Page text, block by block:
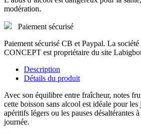
modération.
Paiement sécurisé
Paiement sécurisé CB et Paypal. La
CONCEPT est propriétaire du site
Description
Détails du produit
Avec son équilibre entre fraîcheur, notes
cette boisson sans alcool est idéale pour
apéritifs légers ou les pauses désaltérantes
journée.